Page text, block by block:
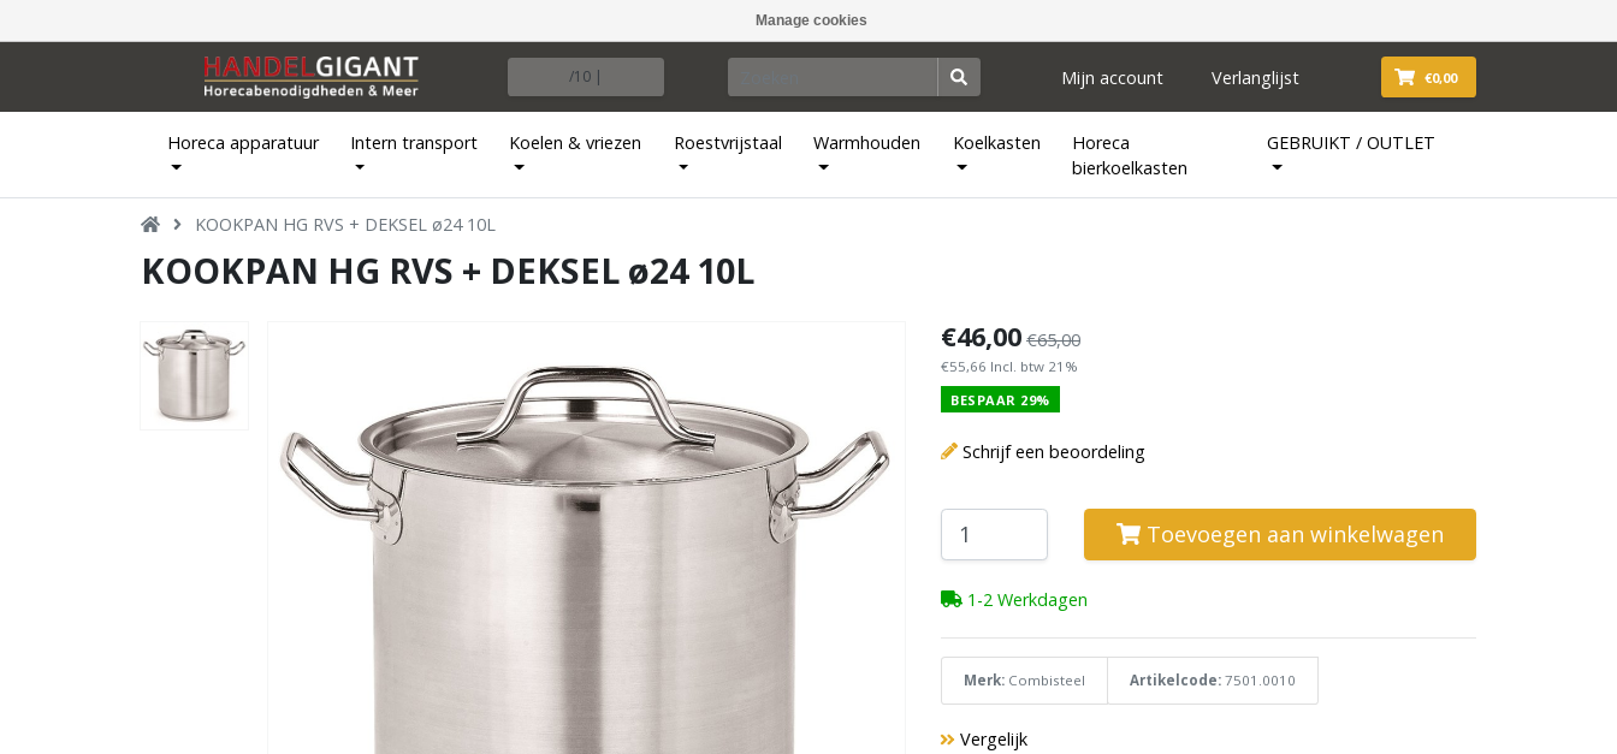
Manage cookies
/10 | Mijn account Verlanglijst €0,00
Horeca apparatuur Intern transport Koelen & vriezen Roestvrijstaal Warmhouden Koelkasten
Horeca
bierkoelkasten
GEBRUIKT / OUTLET
KOOKPAN HG RVS + DEKSEL ø24 10L
KOOKPAN HG RVS + DEKSEL ø24 10L
€46,00 €65,00
€55,66 Incl. btw 21%
BESPAAR 29%
Schrijf een beoordeling
Toevoegen aan winkelwagen
1-2 Werkdagen
Merk: Combisteel Artikelcode: 7501.0010
Vergelijk